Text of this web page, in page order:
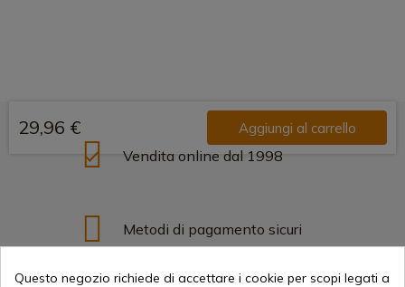
29,96 € Aggiungi al carrello
Vendita online dal 1998
Metodi di pagamento sicuri
Questo negozio richiede di accettare i cookie per scopi legati a